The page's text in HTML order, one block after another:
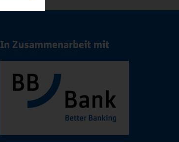
In Zusammenarbeit mit